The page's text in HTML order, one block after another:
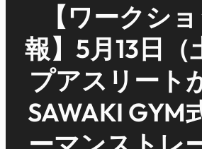
【ワークシ
報】5月13日（
プアスリート
SAWAKI GYM